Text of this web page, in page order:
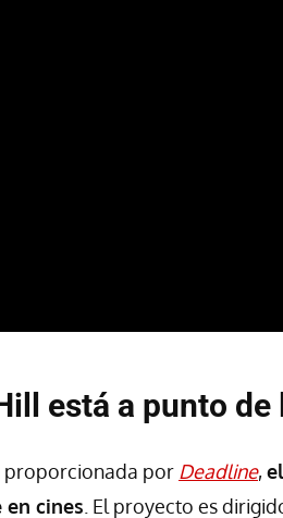
está a punto
proporcionada por Deadline,
cines . El proyecto es